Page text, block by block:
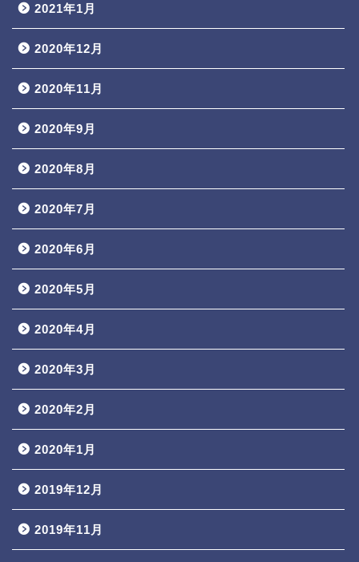
2021年1月
2020年12月
2020年11月
2020年9月
2020年8月
2020年7月
2020年6月
2020年5月
2020年4月
2020年3月
2020年2月
2020年1月
2019年12月
2019年11月